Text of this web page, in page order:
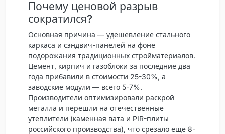
Почему ценовой разрыв
сократился?
Основная причина — удешевление стального
каркаса и сэндвич-панелей на фоне
подорожания традиционных стройматериалов.
Цемент, кирпич и газоблоки за последние два
года прибавили в стоимости 25-30%, а
заводские модули — всего 5-7%.
Производители оптимизировали раскрой
металла и перешли на отечественные
утеплители (каменная вата и PIR-плиты
российского производства), что срезало еще 8-